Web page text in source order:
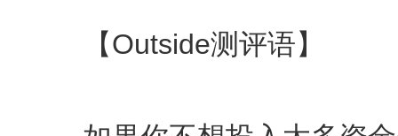
【Outside测评语】